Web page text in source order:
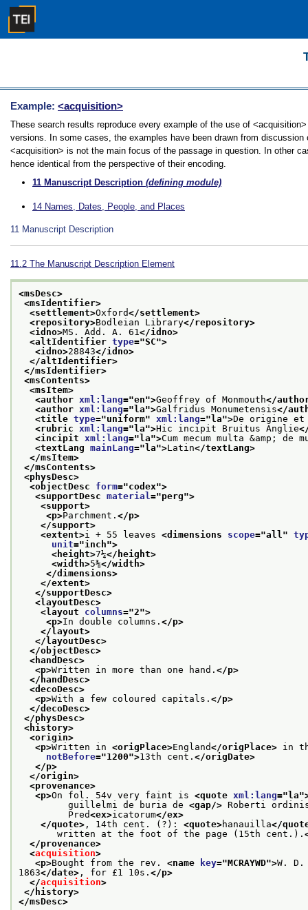
Example: <acquisition>
These search results reproduce every example of the use of
versions. In some cases, the examples have been drawn from
<acquisition> is not the main focus of the passage in question. In other
hence identical from the perspective of their encoding.
11 Manuscript Description (defining module)
14 Names, Dates, People, and Places
11 Manuscript Description
11.2 The Manuscript Description Element
<msDesc>
<msIdentifier>
<settlement>Oxford</settlement>
<repository>Bodleian Library</repository>
<idno>MS. Add. A. 61</idno>
<altIdentifier type="SC">
<idno>28843</idno>
</altIdentifier>
</msIdentifier>
<msContents>
<msItem>
<author xml:lang="en">Geoffrey of Monmouth</
<author xml:lang=" la">Galfridus Monumetensis</
<title type="uniform" xml:lang=" la">De origine et
<rubric xml:lang=" la">Hic incipit Bruitus Anglie
<incipit xml:lang=" la">Cum mecum multa &amp; de
<textLang mainLang=" la">Latin</textLang>
</msItem>
</msContents>
<physDesc>
<objectDesc form="codex">
<supportDesc material="perg">
<support>
<p>Parchment. </p>
</support>
<extent>i + 55 leaves <dimensions scope="all"
unit="inch">
<height>7¼</height>
<width>5⅜</width>
</dimensions>
</extent>
</supportDesc>
<layoutDesc>
<layout columns="2">
<p>In double columns. </p>
</layout>
</layoutDesc>
</objectDesc>
<handDesc>
<p>Written in more than one hand. </p>
</handDesc>
<decoDesc>
<p>With a few coloured capitals. </p>
</decoDesc>
</physDesc>
<history>
<origin>
<p>Written in <origPlace>England</origPlace> in
notBefore="1200">13th cent. </origDate>
</p>
</origin>
<provenance>
<p>On fol. 54v very faint is <quote xml:lang=" la
guillelmi de buria de <gap/> Roberti
Pred<ex>icatorum</ex>
</quote> , 14th cent. (?): <quote>hanauilla</
written at the foot of the page (15th cent.).
</provenance>
<acquisition>
<p>Bought from the rev. <name key="MCRAYWD">W. D.
1863</date> , for £1 10s. </p>
</acquisition>
</history>
</msDesc>